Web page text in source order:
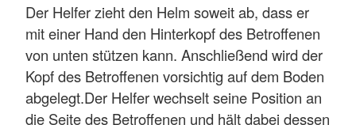
Der Helfer zieht den Helm soweit ab, dass er
mit einer Hand den Hinterkopf des Betroffenen
von unten stützen kann. Anschließend wird der
Kopf des Betroffenen vorsichtig auf dem Boden
abgelegt.Der Helfer wechselt seine Position an
die Seite des Betroffenen und hält dabei dessen